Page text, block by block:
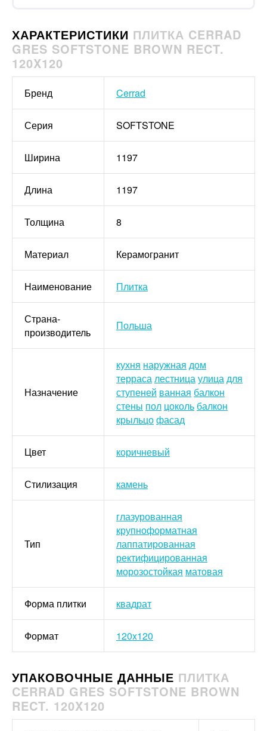
ХАРАКТЕРИСТИКИ ПЛИТКА CERRAD
GRES SOFTSTONE BROWN RECT.
120X120
Бренд Cerrad
Серия SOFTSTONE
Ширина 1197
Длина 1197
Толщина 8
Материал Керамогранит
Наименование Плитка
Страна-
производитель
Польша
Назначение
кухня наружная дом
террасалестницаулицадля
ступеней ванная балкон
стены пол цоколь балкон
крыльцофасад
Цвет коричневый
Стилизация камень
Тип
глазурованная
крупноформатная
лаппатированная
ректифицированная
морозостойкая матовая
Форма плитки квадрат
Формат 120x120
УПАКОВОЧНЫЕ ДАННЫЕ ПЛИТКА
CERRAD GRES SOFTSTONE BROWN
RECT. 120X120